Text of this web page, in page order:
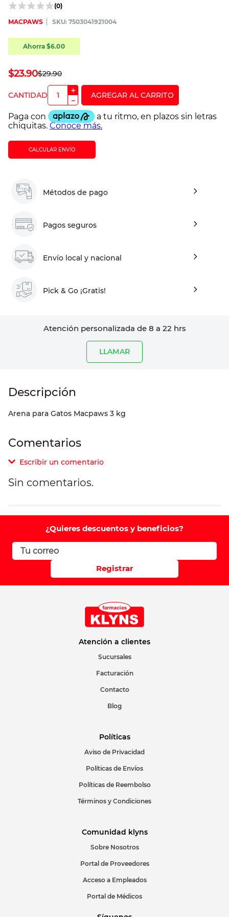
(0)
MACPAWS :7503041921004
Ahorra$6.00
$29.90
$23.90
＋
－
CALCULAR ENVÍO
Métodos de pago
Pagos seguros
Envío local y nacional
Pick & Go ¡Gratis!
Atención personalizada de 8 a 22 hrs
LLAMAR
Arena para Gatos Macpaws 3 kg
Comentarios
Escribir un comentario
Comentario
Califique el producto de 1 a 5 estrellas
Correo electrónico
ENVIAR COMENTARIO
Sin comentarios.
¿Quieres descuentos y beneficios?
Registrar
Atención a clientes
Sucursales
Facturación
Contacto
Blog
Políticas
Aviso de Privacidad
Políticas de Envíos
Políticas de Reembolso
Términos y Condiciones
Comunidad klyns
Sobre Nosotros
Portal de Proveedores
Acceso a Empleados
Portal de Médicos